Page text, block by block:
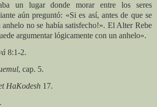
un lugar donde morar entre los seres
aún preguntó: «Si es así, antes de que se
anhelo no se había satisfecho!». El Alter Rebe
argumentar lógicamente con un anhelo».
8:1-2.
, cap. 5.
HaKodesh17.